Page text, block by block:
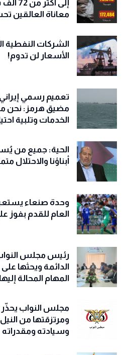
إلى
معاناة العالقين
الشركات النفطية
الأسعار لن تدوم!
تعميم رسمي
مضيق هرمز: نحن
الخدمات وتلبية
الحية: جميع من
أبناؤنا والاحتلال
وحدة صنعاء
العام للقدم بفوز
رئيس مجلس النواب
الدائمة ويحثها
المهام المحالة إليها
مجلس النواب يحذّّر
ومرتزقتها من
وسيادته ومقدراته